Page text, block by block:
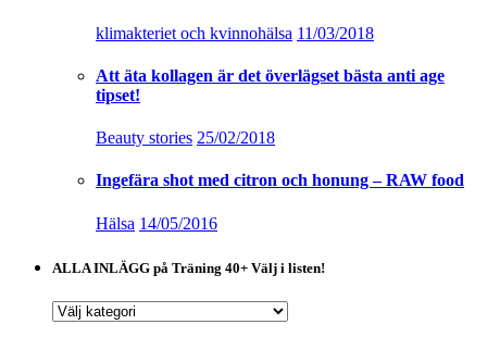
klimakteriet och kvinnohälsa 11/03/2018
Att äta kollagen är det överlägset bästa anti age
tipset!
Beauty stories 25/02/2018
Ingefära shot med citron och honung – RAW food
Hälsa 14/05/2016
ALLA INLÄGG på Träning 40+ Välj i listen!
ALLA